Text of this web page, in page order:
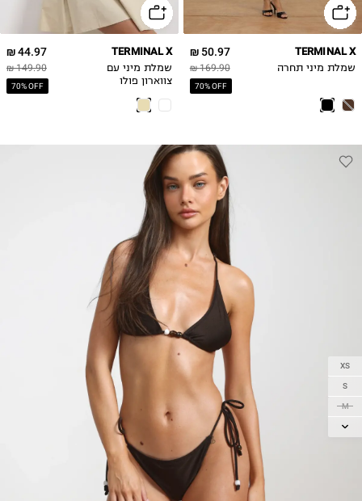
50.97 ₪
169.90 ₪
70% OFF
TERMINAL X
שמלת מיני תחרה
44.97 ₪
149.90 ₪
70% OFF
TERMINAL X
שמלת מיני עם
צווארון פולו
XS
S
M
L